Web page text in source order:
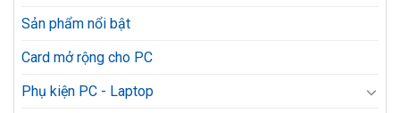
Sản phẩm nổi bật
Card mở rộng cho PC
Phụ kiện PC - Laptop